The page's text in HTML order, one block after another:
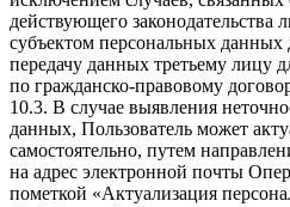
действующего законодательства
субъектом персональных данных
передачу данных третьему лицу
по гражданско-правовому
10.3. В случае выявления
данных, Пользователь может
самостоятельно, путем
на адрес электронной почты
пометкой «Актуализация